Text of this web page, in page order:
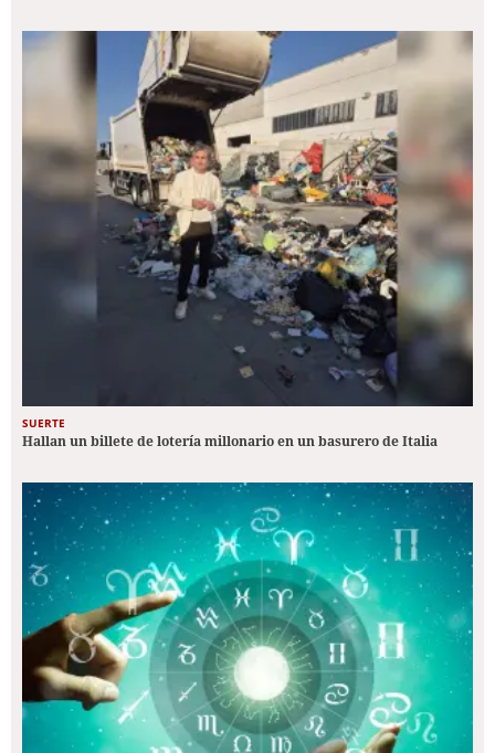
SUERTE
Hallan un billete de lotería millonario en un basurero de Italia